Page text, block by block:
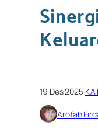
19 Des 2025·
Arofah